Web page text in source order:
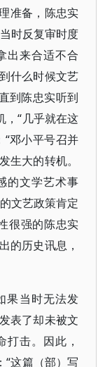
准备，陈忠实
时反复审时度
出来合适不合
什么时候文艺
到陈忠实听到
，“几乎就在这
邓小平号召并
生大的转机。
的文学艺术事
文艺政策肯定
很强的陈忠实
的历史讯息，
果当时无法发
表了却未被文
击。因此，
“这篇（部）写